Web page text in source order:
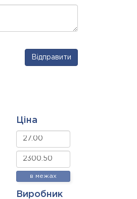
Відправити
Ціна
в межах
Виробник